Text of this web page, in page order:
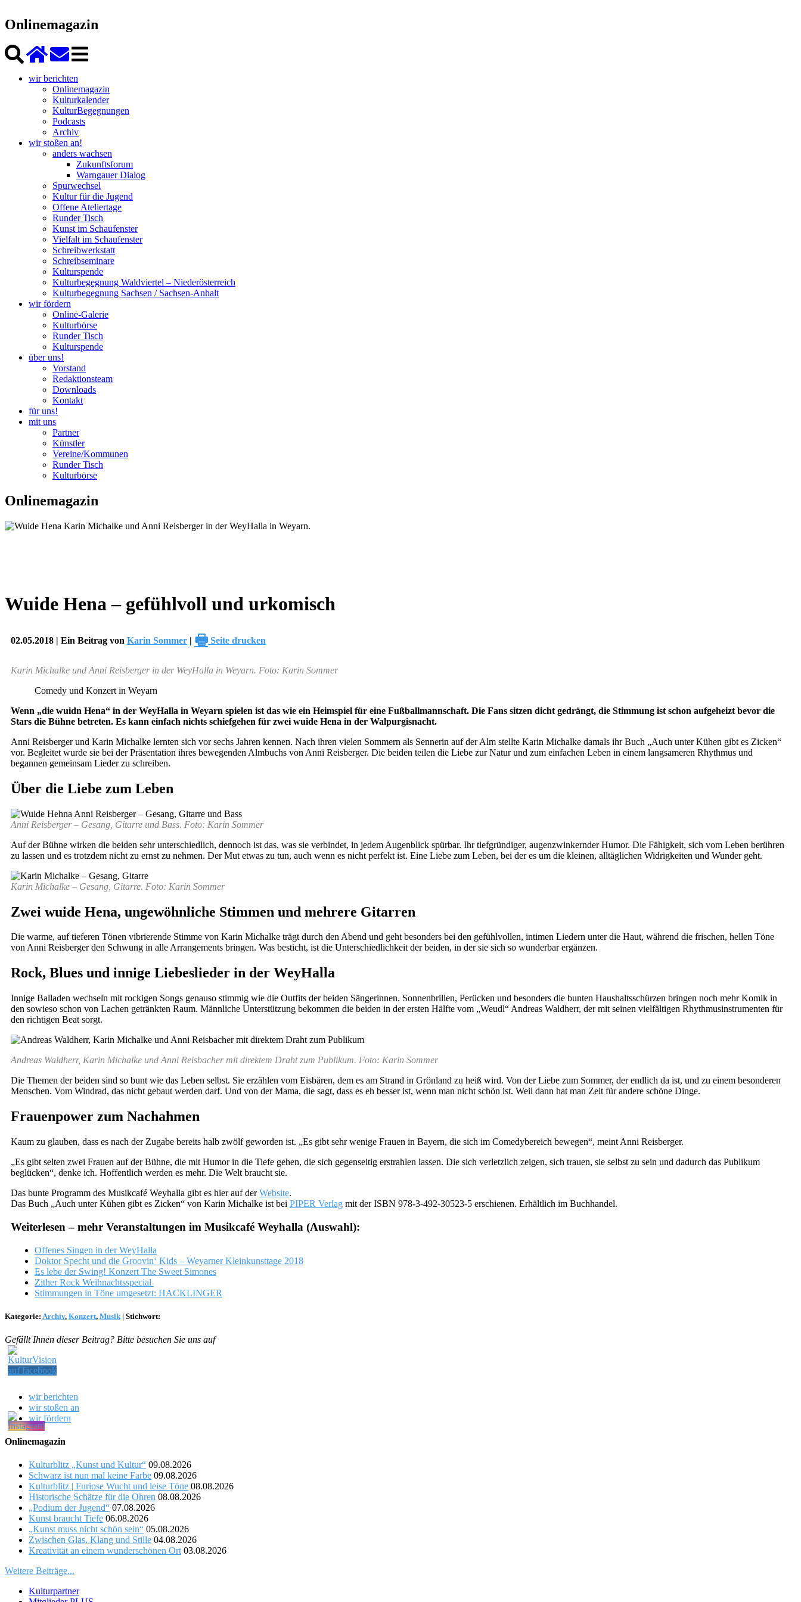
Onlinemagazin
wir berichten
Onlinemagazin
Kulturkalender
KulturBegegnungen
Podcasts
Archiv
wir stoßen an!
anders wachsen
Zukunftsforum
Warngauer Dialog
Spurwechsel
Kultur für die Jugend
Offene Ateliertage
Runder Tisch
Kunst im Schaufenster
Vielfalt im Schaufenster
Schreibwerkstatt
Schreibseminare
Kulturspende
Kulturbegegnung Waldviertel – Niederösterreich
Kulturbegegnung Sachsen / Sachsen-Anhalt
wir fördern
Online-Galerie
Kulturbörse
Runder Tisch
Kulturspende
über uns!
Vorstand
Redaktionsteam
Downloads
Kontakt
für uns!
mit uns
Partner
Künstler
Vereine/Kommunen
Runder Tisch
Kulturbörse
Onlinemagazin
Wuide Hena – gefühlvoll und urkomisch
02.05.2018 | Ein Beitrag von Karin Sommer | 🖶 Seite drucken
Karin Michalke und Anni Reisberger in der WeyHalla in Weyarn. Foto: Karin Sommer
Comedy und Konzert in Weyarn
Wenn „die wuidn Hena“ in der WeyHalla in Weyarn spielen ist das wie ein Heimspiel für eine Fußballmannschaft. Die Fans sitzen dicht gedrängt, die Stimmung ist schon aufgeheizt bevor die
Stars die Bühne betreten. Es kann einfach nichts schiefgehen für zwei wuide Hena in der Walpurgisnacht.
Anni Reisberger und Karin Michalke lernten sich vor sechs Jahren kennen. Nach ihren vielen Sommern als Sennerin auf der Alm stellte Karin Michalke damals ihr Buch „Auch unter Kühen gibt es Zicken“
vor. Begleitet wurde sie bei der Präsentation ihres bewegenden Almbuchs von Anni Reisberger. Die beiden teilen die Liebe zur Natur und zum einfachen Leben in einem langsameren Rhythmus und
begannen gemeinsam Lieder zu schreiben.
Über die Liebe zum Leben
Anni Reisberger – Gesang, Gitarre und Bass. Foto: Karin Sommer
Auf der Bühne wirken die beiden sehr unterschiedlich, dennoch ist das, was sie verbindet, in jedem Augenblick spürbar. Ihr tiefgründiger, augenzwinkernder Humor. Die Fähigkeit, sich vom Leben berühren
zu lassen und es trotzdem nicht zu ernst zu nehmen. Der Mut etwas zu tun, auch wenn es nicht perfekt ist. Eine Liebe zum Leben, bei der es um die kleinen, alltäglichen Widrigkeiten und Wunder geht.
Karin Michalke – Gesang, Gitarre. Foto: Karin Sommer
Zwei wuide Hena, ungewöhnliche Stimmen und mehrere Gitarren
Die warme, auf tieferen Tönen vibrierende Stimme von Karin Michalke trägt durch den Abend und geht besonders bei den gefühlvollen, intimen Liedern unter die Haut, während die frischen, hellen Töne
von Anni Reisberger den Schwung in alle Arrangements bringen. Was besticht, ist die Unterschiedlichkeit der beiden, in der sie sich so wunderbar ergänzen.
Rock, Blues und innige Liebeslieder in der WeyHalla
Innige Balladen wechseln mit rockigen Songs genauso stimmig wie die Outfits der beiden Sängerinnen. Sonnenbrillen, Perücken und besonders die bunten Haushaltsschürzen bringen noch mehr Komik in
den sowieso schon von Lachen getränkten Raum. Männliche Unterstützung bekommen die beiden in der ersten Hälfte vom „Weudl“ Andreas Waldherr, der mit seinen vielfältigen Rhythmusinstrumenten für
den richtigen Beat sorgt.
Andreas Waldherr, Karin Michalke und Anni Reisbacher mit direktem Draht zum Publikum. Foto: Karin Sommer
Die Themen der beiden sind so bunt wie das Leben selbst. Sie erzählen vom Eisbären, dem es am Strand in Grönland zu heiß wird. Von der Liebe zum Sommer, der endlich da ist, und zu einem besonderen
Menschen. Vom Windrad, das nicht gebaut werden darf. Und von der Mama, die sagt, dass es eh besser ist, wenn man nicht schön ist. Weil dann hat man Zeit für andere schöne Dinge.
Frauenpower zum Nachahmen
Kaum zu glauben, dass es nach der Zugabe bereits halb zwölf geworden ist. „Es gibt sehr wenige Frauen in Bayern, die sich im Comedybereich bewegen“, meint Anni Reisberger.
„Es gibt selten zwei Frauen auf der Bühne, die mit Humor in die Tiefe gehen, die sich gegenseitig erstrahlen lassen. Die sich verletzlich zeigen, sich trauen, sie selbst zu sein und dadurch das Publikum
beglücken“, denke ich. Hoffentlich werden es mehr. Die Welt braucht sie.
Das bunte Programm des Musikcafé Weyhalla gibt es hier auf derWebsite.
Das Buch „Auch unter Kühen gibt es Zicken“ von Karin Michalke ist bei PIPER Verlag mit der ISBN 978-3-492-30523-5 erschienen. Erhältlich im Buchhandel.
Weiterlesen – mehr Veranstaltungen im Musikcafé Weyhalla (Auswahl):
Offenes Singen in der WeyHalla
Doktor Specht und die Groovin‘ Kids – Weyarner Kleinkunsttage 2018
Es lebe der Swing! Konzert The Sweet Simones
Zither Rock Weihnachtsspecial
Stimmungen in Töne umgesetzt: HACKLINGER
Kategorie: Archiv, Konzert, Musik | Stichwort:
Gefällt Ihnen dieser Beitrag? Bitte besuchen Sie uns auf
wir berichten
wir stoßen an
wir fördern
Onlinemagazin
Kulturblitz „Kunst und Kultur“ 09.08.2026
Schwarz ist nun mal keine Farbe 09.08.2026
Kulturblitz | Furiose Wucht und leise Töne 08.08.2026
Historische Schätze für die Ohren 08.08.2026
„Podium der Jugend“ 07.08.2026
Kunst braucht Tiefe 06.08.2026
„Kunst muss nicht schön sein“ 05.08.2026
Zwischen Glas, Klang und Stille 04.08.2026
Kreativität an einem wunderschönen Ort 03.08.2026
Weitere Beiträge...
Kulturpartner